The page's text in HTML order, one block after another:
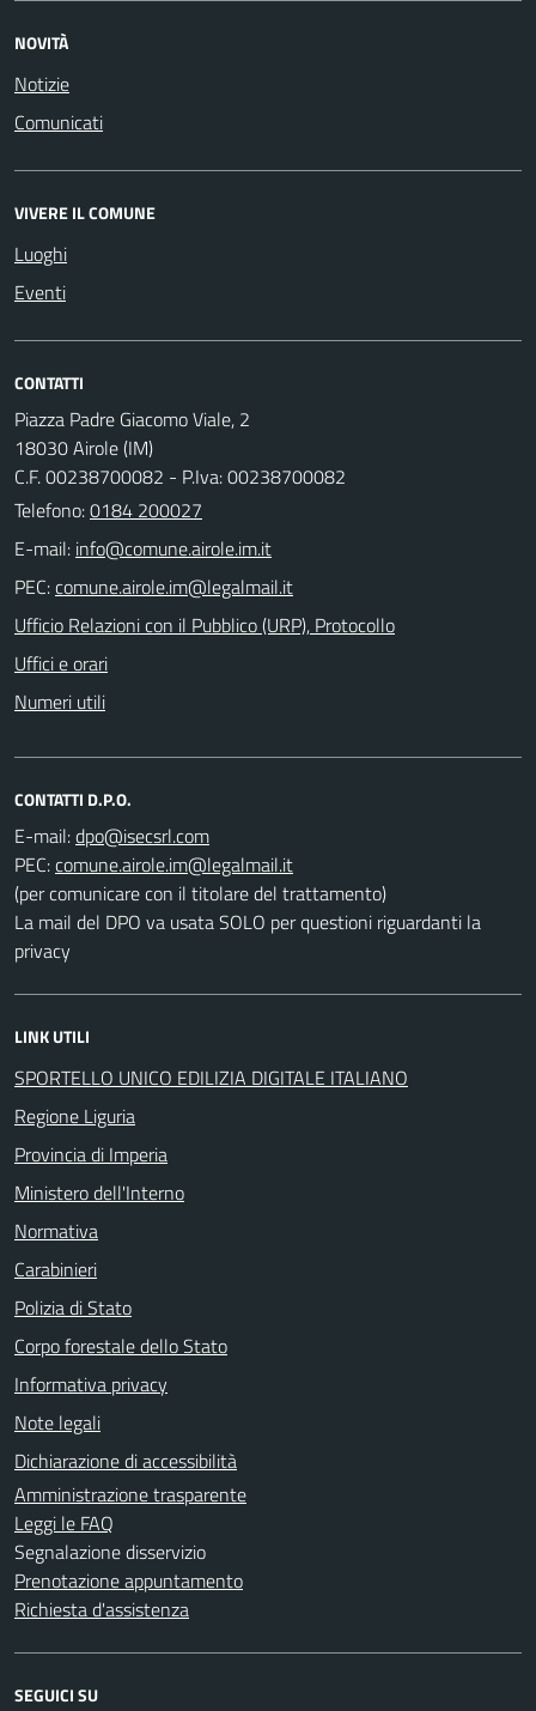
NOVITÀ
Notizie
Comunicati
VIVERE IL COMUNE
Luoghi
Eventi
CONTATTI
Piazza Padre Giacomo Viale, 2
18030 Airole (IM)
C.F. 00238700082 - P.Iva: 00238700082
Telefono:0184 200027
E-mail:
PEC:
Ufficio Relazioni con il Pubblico (URP), Protocollo
Uffici e orari
Numeri utili
CONTATTI D.P.O.
E-mail:
PEC:
(per comunicare con il titolare del trattamento)
La mail del DPO va usata SOLO per questioni riguardanti la
privacy
LINK UTILI
SPORTELLO UNICO EDILIZIA DIGITALE ITALIANO
Regione Liguria
Provincia di Imperia
Ministero dell'Interno
Normativa
Carabinieri
Polizia di Stato
Corpo forestale dello Stato
Informativa privacy
Note legali
Dichiarazione di accessibilità
Amministrazione trasparente
Leggi le FAQ
Segnalazione disservizio
Prenotazione appuntamento
Richiesta d'assistenza
SEGUICI SU